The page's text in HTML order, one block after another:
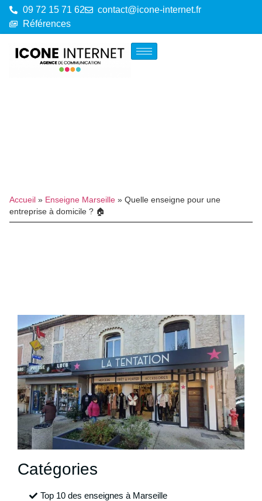
09 72 15 71 62
contact@icone-internet.fr
Références
Accueil » Enseigne Marseille » Quelle enseigne pour une
entreprise à domicile ? 🏠
Catégories
Top 10 des enseignes à Marseille